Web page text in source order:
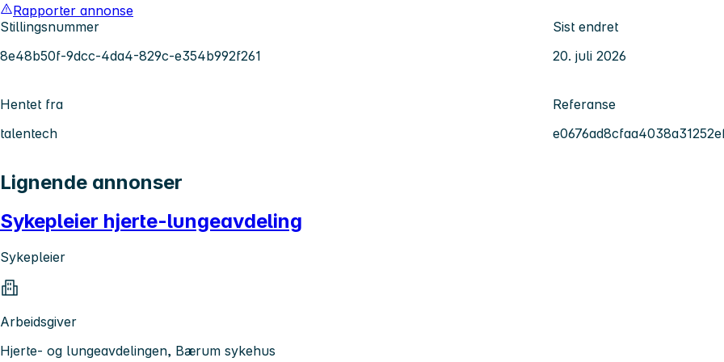
Rapporter annonse
Stillingsnummer
8e48b50f-9dcc-4da4-829c-e354b992f261
Sist endret
20. juli 2026
Hentet fra
talentech
Referanse
Lignende annonser
Sykepleier hjerte-lungeavdeling
Sykepleier
Arbeidsgiver
Hjerte- og lungeavdelingen, Bærum sykehus